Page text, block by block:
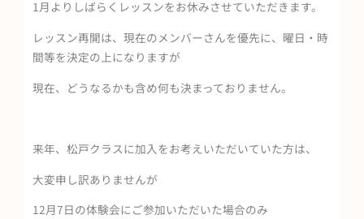
1月よりしばらくレッスンをお休みさせていただきます。
レッスン再開は、現在のメンバーさんを優先に、曜日・時
間等を決定の上になりますが
現在、どうなるかも含め何も決まっておりません。
来年、松戸クラスに加入をお考えいただいていた方は、
大変申し訳ありませんが
12月7日の体験会にご参加いただいた場合のみ